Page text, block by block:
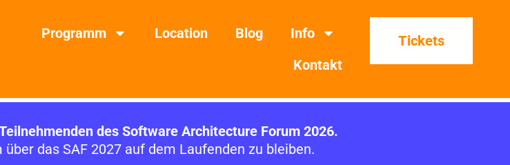
Programm Location Blog
Info
Kontakt
Tickets
des Software Architecture Forum 2026.
über das SAF 2027 auf dem Laufenden zu bleiben.